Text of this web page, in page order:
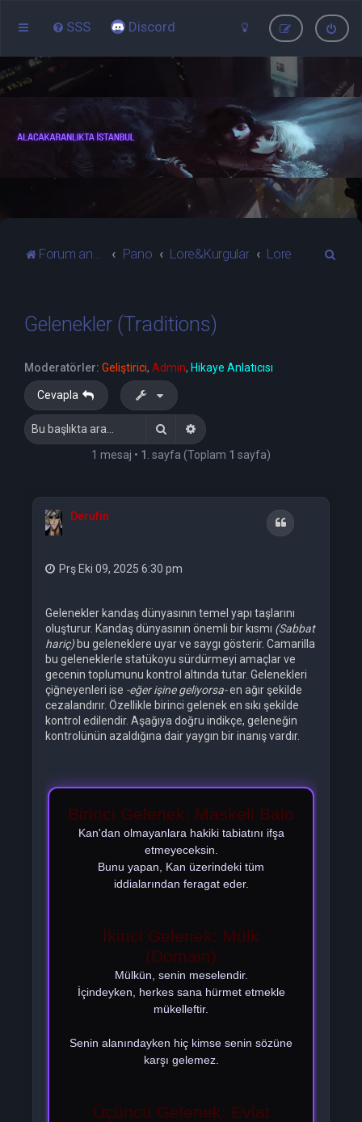
SSS Discord
Forum ana sayfa Pano Lore&Kurgular Lore
Gelenekler (Traditions)
Moderatörler: Geliştirici, Admin, Hikaye Anlatıcısı
Cevapla
Gelişmiş arama
1 mesaj • 1 . sayfa (Toplam 1 sayfa)
Derufin Alıntı
Prş Eki 09, 2025 6:30 pm
Gelenekler kandaş dünyasının temel yapı taşlarını
oluşturur. Kandaş dünyasının önemli bir kısmı (Sabbat
hariç)bu geleneklere uyar ve saygı gösterir. Camarilla
bu geleneklerle statükoyu sürdürmeyi amaçlar ve
gecenin toplumunu kontrol altında tutar. Gelenekleri
çiğneyenleri ise -eğer işine geliyorsa-en ağır şekilde
cezalandırır. Özellikle birinci gelenek en sıkı şekilde
kontrol edilendir. Aşağıya doğru indikçe, geleneğin
kontrolünün azaldığına dair yaygın bir inanış vardır.
Birinci Gelenek: Maskeli Balo
Kan'dan olmayanlara hakiki tabiatını ifşa
etmeyeceksin.
Bunu yapan, Kan üzerindeki tüm
iddialarından feragat eder.
İkinci Gelenek: Mülk
(Domain)
Mülkün, senin meselendir.
İçindeyken, herkes sana hürmet etmekle
mükelleftir.
Senin alanındayken hiç kimse senin sözüne
karşı gelemez.
Üçüncü Gelenek: Evlat